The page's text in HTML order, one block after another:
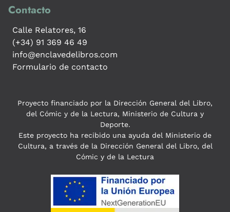
Contacto
Calle Relatores, 16
(+34) 91 369 46 49
info@enclavedelibros.com
Formulario de contacto
Proyecto financiado por la Dirección General del Libro,
del Cómic y de la Lectura, Ministerio de Cultura y
Deporte.
Este proyecto ha recibido una ayuda del Ministerio de
Cultura, a través de la Dirección General del Libro, del
Cómic y de la Lectura